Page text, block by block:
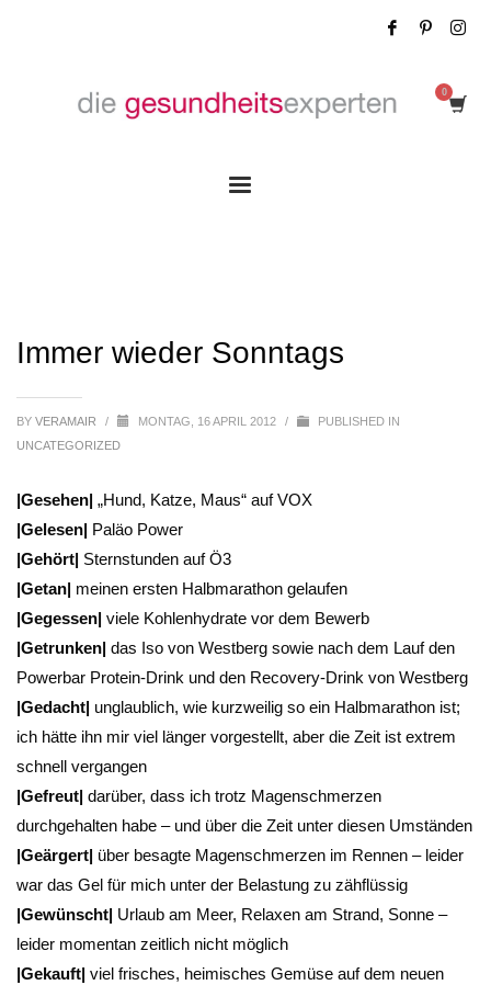
Immer wieder Sonntags
BY VERAMAIR / MONTAG, 16 APRIL 2012 /
PUBLISHED IN
UNCATEGORIZED
|Gesehen| „Hund, Katze, Maus“ auf VOX
|Gelesen| Paläo Power
|Gehört| Sternstunden auf Ö3
|Getan| meinen ersten Halbmarathon gelaufen
|Gegessen| viele Kohlenhydrate vor dem Bewerb
|Getrunken| das Iso von Westberg sowie nach dem Lauf den
Powerbar Protein-Drink und den Recovery-Drink von Westberg
|Gedacht| unglaublich, wie kurzweilig so ein Halbmarathon ist;
ich hätte ihn mir viel länger vorgestellt, aber die Zeit ist extrem
schnell vergangen
|Gefreut| darüber, dass ich trotz Magenschmerzen
durchgehalten habe – und über die Zeit unter diesen Umständen
|Geärgert| über besagte Magenschmerzen im Rennen – leider
war das Gel für mich unter der Belastung zu zähflüssig
|Gewünscht| Urlaub am Meer, Relaxen am Strand, Sonne –
leider momentan zeitlich nicht möglich
|Gekauft| viel frisches, heimisches Gemüse auf dem neuen